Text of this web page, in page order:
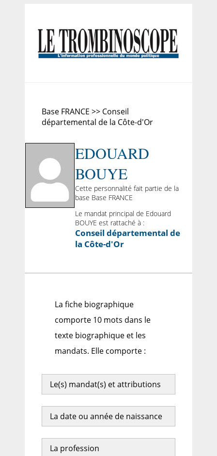
Base FRANCE >> Conseil
départemental de la Côte-d'Or
EDOUARD
BOUYE
Cette personnalité fait partie de la
base Base FRANCE
Le mandat principal de Edouard
BOUYE est rattaché à :
Conseil départemental de
la Côte-d'Or
La fiche biographique
comporte 10 mots dans le
texte biographique et les
mandats. Elle comporte :
Le(s) mandat(s) et attributions
La date ou année de naissance
La profession